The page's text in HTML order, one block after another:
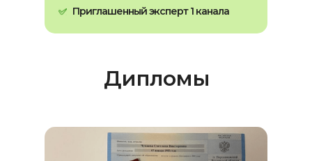
Приглашенный эксперт 1 канала
Дипломы